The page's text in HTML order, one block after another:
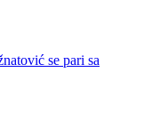
se pari sa